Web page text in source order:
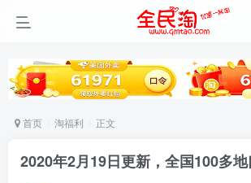
首页 淘福利 正文
2020年2月19日更新，全国100多